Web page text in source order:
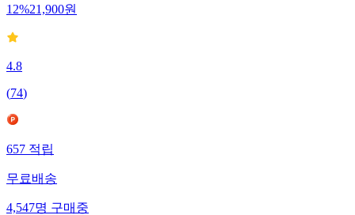
12%21,900원
4.8
(74)
657 적립
무료배송
4,547명 구매중